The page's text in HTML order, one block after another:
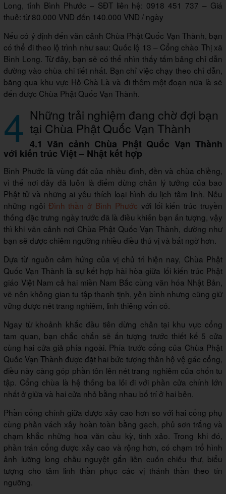
Long, tỉnh Bình Phước – SĐT liên hệ: 0918 451 737 – Giá
thuê: từ 80.000 VND đến 140.000 VND / ngày
Nếu có ý định đến vãn cảnh Chùa Phật Quốc Vạn Thành, bạn
có thể đi theo lộ trình như sau: Quốc lộ 13 – Cổng chào Thị xã
Bình Long. Từ đây, bạn sẽ có thể nhìn thấy tấm bảng chỉ dẫn
đường vào chùa chi tiết nhất. Bạn chỉ việc chạy theo chỉ dẫn,
băng qua khu vực Hồ Chà Là và đi thêm một đoạn nữa là sẽ
đến được Chùa Phật Quốc Vạn Thành.
4 Những trải nghiệm đang chờ đợi bạn
tại Chùa Phật Quốc Vạn Thành
4.1 Vãn cảnh Chùa Phật Quốc Vạn Thành
với kiến trúc Việt – Nhật kết hợp
Bình Phước là vùng đất của nhiều đình, đền và chùa chiềng,
vì thế nơi đây đã luôn là điểm dừng chân lý tưởng của bao
Phật tử và những ai yêu thích loại hình du lịch tâm linh. Nếu
những ngôi Đình thần ở Bình Phước với lối kiến trúc truyền
thống đặc trưng ngày trước đã là điều khiến bạn ấn tượng, vậy
thì khi vãn cảnh nơi Chùa Phật Quốc Vạn Thành, dường như
bạn sẽ được chiêm ngưỡng nhiều điều thú vị và bất ngờ hơn.
Dựa từ nguồn cảm hứng của vị chủ trì hiện nay, Chùa Phật
Quốc Vạn Thành là sự kết hợp hài hòa giữa lối kiến trúc Phật
giáo Việt Nam cả hai miền Nam Bắc cùng văn hóa Nhật Bản,
vẽ nên không gian tu tập thanh tịnh, yên bình nhưng cũng giữ
vững được nét trang nghiêm, linh thiêng vốn có.
Ngay từ khoảnh khắc đầu tiên dừng chân tại khu vực cổng
tam quan, bạn chắc chắn sẽ ấn tượng trước thiết kế 5 cửa
cùng hai cửa giả phía ngoài. Phía trước cổng của Chùa Phật
Quốc Vạn Thành được đặt hai bức tượng thần hộ vệ gác cổng,
điều này càng góp phần tôn lên nét trang nghiêm của chốn tu
tập. Cổng chùa là hệ thống ba lối đi với phần cửa chính lớn
nhất ở giữa và hai cửa nhỏ bằng nhau bố trí ở hai bên.
Phần cổng chính giữa được xây cao hơn so với hai cổng phụ
cùng phần vách xây hoàn toàn bằng gạch, phủ sơn trắng và
chạm khắc những hoa văn cầu kỳ, tinh xảo. Trong khi đó,
phần trán cổng được xây cao và rộng hơn, có chạm trổ hình
ảnh lưỡng long chầu nguyệt gắn liền cuốn chiếu thư, biểu
tượng cho tâm linh thần phục các vị thánh thần theo tín
ngưỡng.